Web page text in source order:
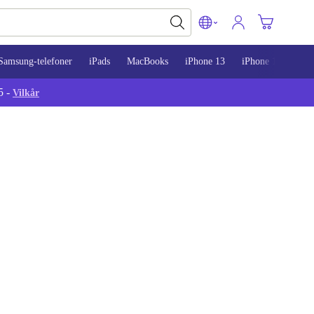
telefoner iPads MacBooks iPhone 13 iPhone 14
- Vilkår